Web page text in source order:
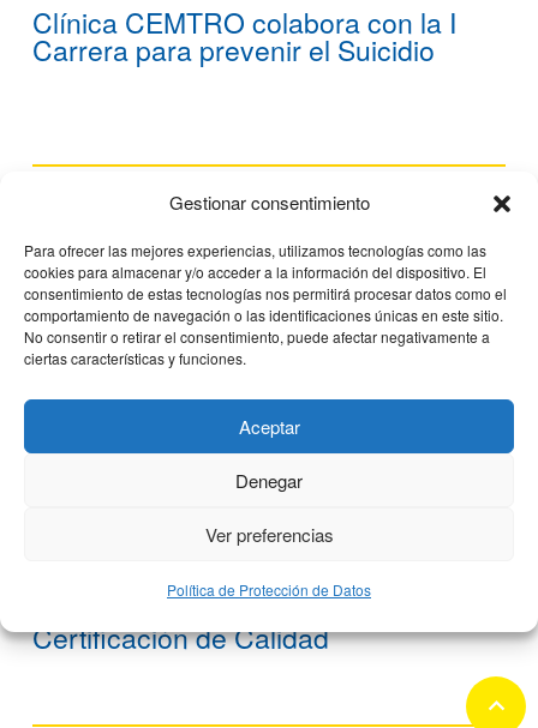
Gestionar consentimiento
Para ofrecer las mejores experiencias, utilizamos tecnologías como las
cookies para almacenar y/o acceder a la información del dispositivo. El
consentimiento de estas tecnologías nos permitirá procesar datos como el
comportamiento de navegación o las identificaciones únicas en este sitio.
No consentir o retirar el consentimiento, puede afectar negativamente a
ciertas características y funciones.
Aceptar
Denegar
Ver preferencias
Política de Protección de Datos
Clínica CEMTRO colabora con la I
Carrera para prevenir el Suicidio
Las Unidades de Traumatología de
Clínica CEMTRO reciben la
Certificación de Calidad
keyboard_arrow_up